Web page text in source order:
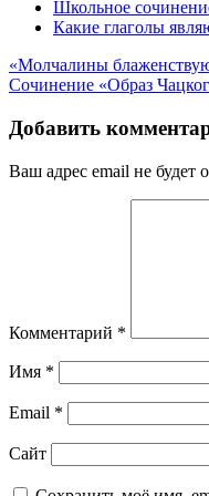
Школьное
Какие глаголы
Навигация
по
записям
«Молчалины
Сочинение «Образ
Добавить
Ваш адрес email не будет
Комментарий *
Имя *
Email *
Сайт